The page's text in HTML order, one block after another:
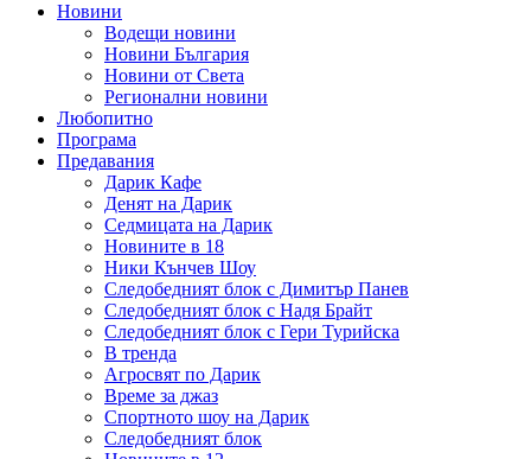
Новини
Водещи новини
Новини България
Новини от Света
Регионални новини
Любопитно
Програма
Предавания
Дарик Кафе
Денят на Дарик
Седмицата на Дарик
Новините в 18
Ники Кънчев Шоу
Следобедният блок с Димитър Панев
Следобедният блок с Надя Брайт
Следобедният блок с Гери Турийска
В тренда
Агросвят по Дарик
Време за джаз
Спортното шоу на Дарик
Следобедният блок